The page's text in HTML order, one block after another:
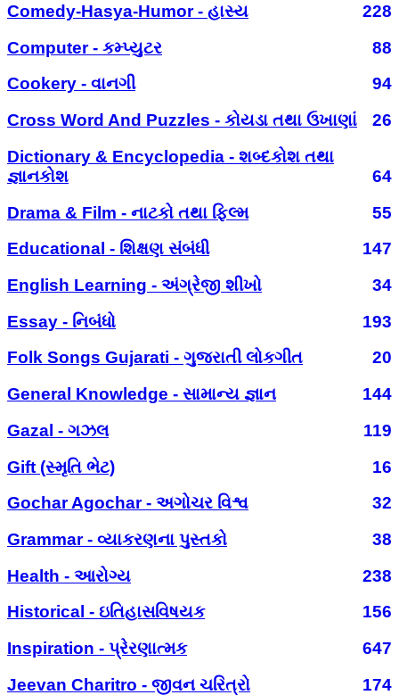
Comedy-Hasya-Humor - હાસ્ય
228
Computer - કમ્પ્યુટર
88
Cookery - વાનગી
94
Cross Word And Puzzles - કોયડા તથા ઉખાણાં
26
Dictionary & Encyclopedia - શબ્દકોશ તથા
જ્ઞાનકોશ
64
Drama & Film - નાટકો તથા ફિલ્મ
55
Educational - શિક્ષણ સંબંધી
147
English Learning - અંગ્રેજી શીખો
34
Essay - નિબંધો
193
Folk Songs Gujarati - ગુજરાતી લોકગીત
20
General Knowledge - સામાન્ય જ્ઞાન
144
Gazal - ગઝલ
119
Gift (સ્મૃતિ ભેટ)
16
Gochar Agochar - અગોચર વિશ્વ
32
Grammar - વ્યાકરણના પુસ્તકો
38
Health - આરોગ્ય
238
Historical - ઇતિહાસવિષયક
156
Inspiration - પ્રેરણાત્મક
647
Jeevan Charitro - જીવન ચરિત્રો
174